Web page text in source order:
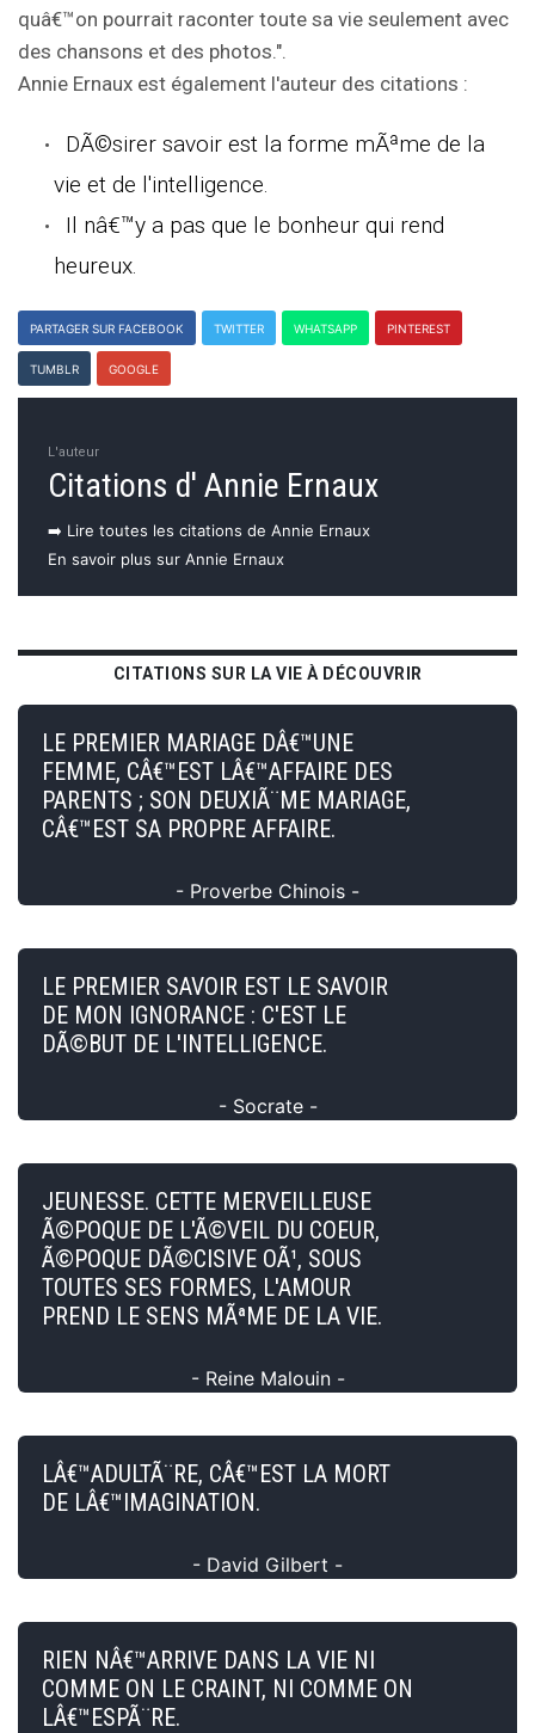
quâ€™on pourrait raconter toute sa vie seulement avec
des chansons et des photos.".
Annie Ernaux est également l'auteur des citations :
DÃ©sirer savoir est la forme mÃªme de la
vie et de l'intelligence.
Il nâ€™y a pas que le bonheur qui rend
heureux.
PARTAGER SUR FACEBOOK TWITTER WHATSAPP PINTEREST
TUMBLR GOOGLE
L'auteur
Citations d' Annie Ernaux
➡️ Lire toutes les citations de Annie Ernaux
En savoir plus sur Annie Ernaux
CITATIONS SUR LA VIE À DÉCOUVRIR
LE PREMIER MARIAGE DÂ€™UNE
FEMME, CÂ€™EST LÂ€™AFFAIRE DES
PARENTS ; SON DEUXIÃ¨ME MARIAGE,
CÂ€™EST SA PROPRE AFFAIRE.
- Proverbe Chinois -
LE PREMIER SAVOIR EST LE SAVOIR
DE MON IGNORANCE : C'EST LE
DÃ©BUT DE L'INTELLIGENCE.
- Socrate -
JEUNESSE. CETTE MERVEILLEUSE
Ã©POQUE DE L'Ã©VEIL DU COEUR,
Ã©POQUE DÃ©CISIVE OÃ¹, SOUS
TOUTES SES FORMES, L'AMOUR
PREND LE SENS MÃªME DE LA VIE.
- Reine Malouin -
LÂ€™ADULTÃ¨RE, CÂ€™EST LA MORT
DE LÂ€™IMAGINATION.
- David Gilbert -
RIEN NÂ€™ARRIVE DANS LA VIE NI
COMME ON LE CRAINT, NI COMME ON
LÂ€™ESPÃ¨RE.